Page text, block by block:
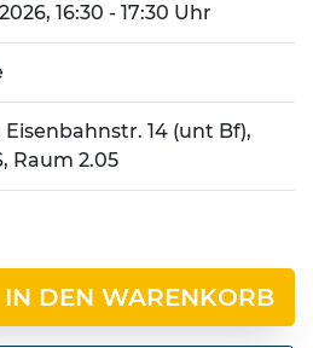
16:30 - 17:30 Uhr
Eisenbahnstr. 14 (unt Bf),
Raum 2.05
IN DEN WARENKORB